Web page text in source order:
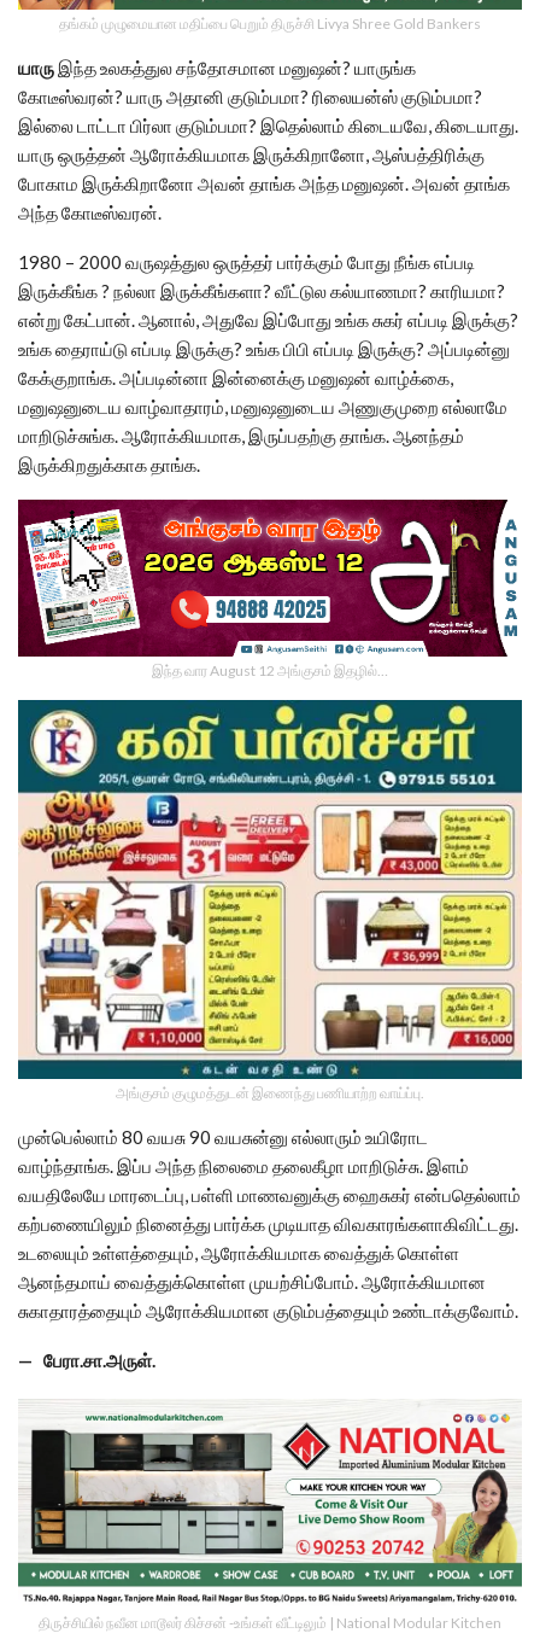
தங்கம் முழுமையான மதிப்பை பெறும் திருச்சி Livya Shree Gold Bankers
யாரு இந்த உலகத்துல சந்தோசமான மனுஷன்? யாருங்க
கோடீஸ்வரன்? யாரு அதானி குடும்பமா? ரிலையன்ஸ் குடும்பமா?
இல்லை டாட்டா பிர்லா குடும்பமா? இதெல்லாம் கிடையவே, கிடையாது.
யாரு ஒருத்தன் ஆரோக்கியமாக இருக்கிறானோ, ஆஸ்பத்திரிக்கு
போகாம இருக்கிறானோ அவன் தாங்க அந்த மனுஷன். அவன் தாங்க
அந்த கோடீஸ்வரன்.
1980 – 2000 வருஷத்துல ஒருத்தர் பார்க்கும் போது நீங்க எப்படி
இருக்கீங்க ? நல்லா இருக்கீங்களா? வீட்டுல கல்யாணமா? காரியமா?
என்று கேட்பான். ஆனால், அதுவே இப்போது உங்க சுகர் எப்படி இருக்கு?
உங்க தைராய்டு எப்படி இருக்கு? உங்க பிபி எப்படி இருக்கு? அப்படின்னு
கேக்குறாங்க. அப்படின்னா இன்னைக்கு மனுஷன் வாழ்க்கை,
மனுஷனுடைய வாழ்வாதாரம், மனுஷனுடைய அணுகுமுறை எல்லாமே
மாறிடுச்சுங்க. ஆரோக்கியமாக, இருப்பதற்கு தாங்க. ஆனந்தம்
இருக்கிறதுக்காக தாங்க.
இந்த வார August 12 அங்குசம் இதழில்…
அங்குசம் குழுமத்துடன் இணைந்து பணியாற்ற வாய்ப்பு.
முன்பெல்லாம் 80 வயசு 90 வயசுன்னு எல்லாரும் உயிரோட
வாழ்ந்தாங்க. இப்ப அந்த நிலைமை தலைகீழா மாறிடுச்சு. இளம்
வயதிலேயே மாரடைப்பு, பள்ளி மாணவனுக்கு ஹைசுகர் என்பதெல்லாம்
கற்பணையிலும் நினைத்து பார்க்க முடியாத விவகாரங்களாகிவிட்டது.
உடலையும் உள்ளத்தையும், ஆரோக்கியமாக வைத்துக் கொள்ள
ஆனந்தமாய் வைத்துக்கொள்ள முயற்சிப்போம். ஆரோக்கியமான
சுகாதாரத்தையும் ஆரோக்கியமான குடும்பத்தையும் உண்டாக்குவோம்.
— பேரா.சா.அருள்.
திருச்சியில் நவீன மாடூலர் கிச்சன் -உங்கள் வீட்டிலும் | National Modular Kitchen